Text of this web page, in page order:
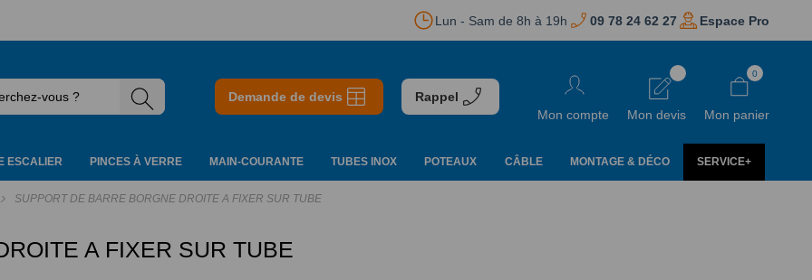
Lun - Sam de 8h à 19h 09 78 24 62 27 Espace Pro
Demande de devis
Rappel
Mon compte
Mon devis Mon panier
0
ESCALIER PINCES À VERRE MAIN-COURANTE TUBES INOX POTEAUX CÂBLE MONTAGE & DÉCO SERVICE+
SUPPORT DE BARRE BORGNE DROITE A FIXER SUR TUBE
A FIXER SUR TUBE